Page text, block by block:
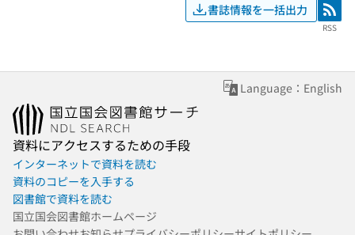
書誌情報を一括出力 RSS
RSS
Language：English
資料にアクセスするための手段
インターネットで資料を読む
資料のコピーを入手する
図書館で資料を読む
国立国会図書館ホームページ